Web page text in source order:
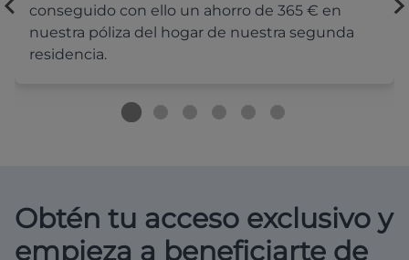
conseguido con ello un ahorro de 365 € en
nuestra póliza del hogar de nuestra segunda
residencia.
Obtén tu acceso exclusivo y
empieza a beneficiarte de